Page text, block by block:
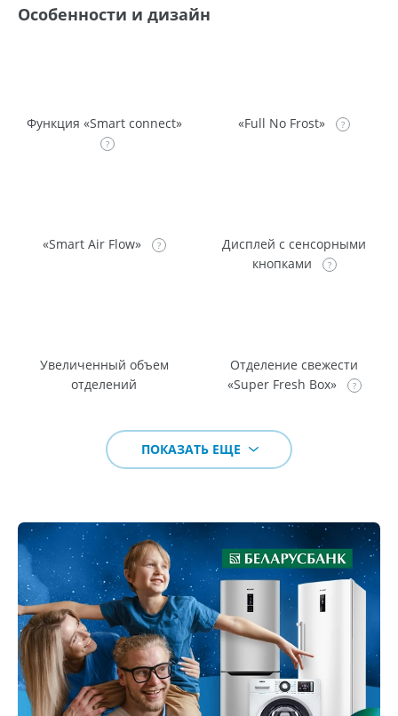
Особенности и дизайн
Функция «Smart connect» «Full No Frost»
«Smart Air Flow»
Дисплей с сенсорными
кнопками
Увеличенный объем
отделений
Отделение свежести
«Super Fresh Box»
ПОКАЗАТЬ ЕЩЕ